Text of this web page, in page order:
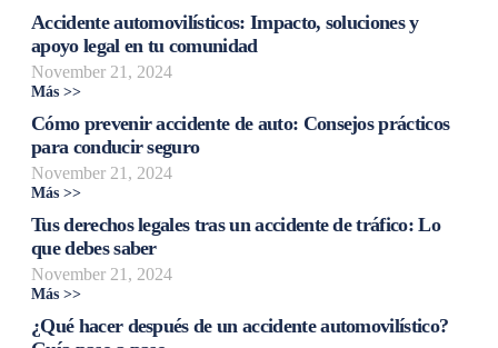
Accidente automovilísticos: Impacto, soluciones y
apoyo legal en tu comunidad
November 21, 2024
Más >>
Cómo prevenir accidente de auto: Consejos prácticos
para conducir seguro
November 21, 2024
Más >>
Tus derechos legales tras un accidente de tráfico: Lo
que debes saber
November 21, 2024
Más >>
¿Qué hacer después de un accidente automovilístico?